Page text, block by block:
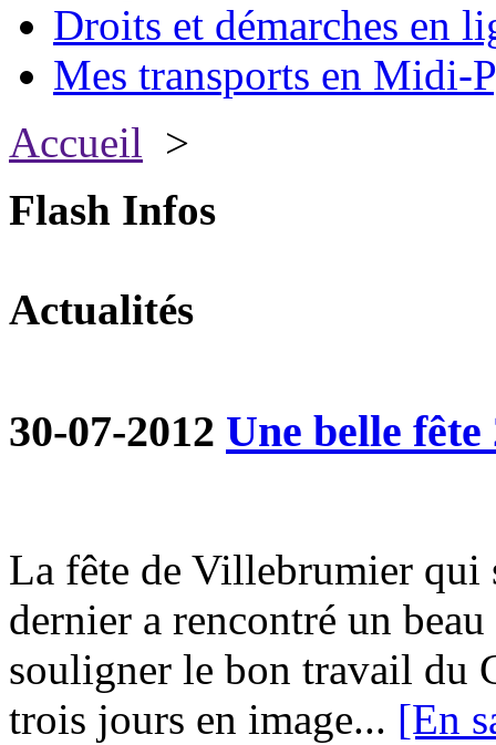
Droits et démarches en
Mes transports en Midi-
Accueil >
Flash Infos
Actualités
30-07-2012 Une belle fête
La fête de Villebrumier qui
dernier a rencontré un
souligner le bon travail du
trois jours en image... [En